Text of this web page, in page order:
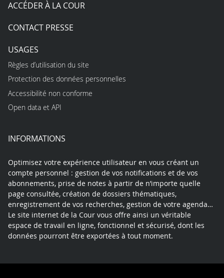
ACCÉDER À LA COUR
CONTACT PRESSE
USAGES
Règles d’utilisation du site
Protection des données personnelles
Accessibilité non conforme
Open data et API
INFORMATIONS
Optimisez votre expérience utilisateur en vous créant un
compte personnel : gestion de vos notifications et de vos
abonnements, prise de notes à partir de n’importe quelle
page consultée, création de dossiers thématiques,
enregistrement de vos recherches, gestion de votre agenda…
Le site internet de la Cour vous offre ainsi un véritable
espace de travail en ligne, fonctionnel et sécurisé, dont les
données pourront être exportées à tout moment.